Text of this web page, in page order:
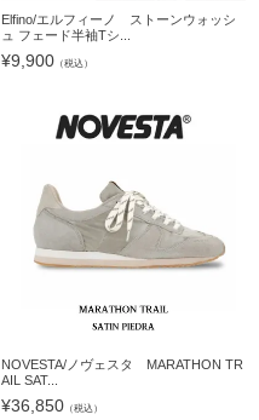
Elfino/エルフィーノ ストーンウォッシ
ュ フェード半袖Tシ...
¥9,900 （税込）
NOVESTA/ノヴェスタ MARATHON TR
AIL SAT...
¥36,850 （税込）